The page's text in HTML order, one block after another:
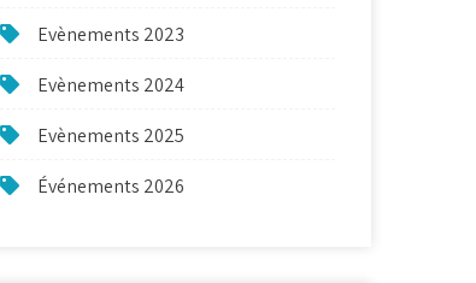
Evènements 2023
Evènements 2024
Evènements 2025
Événements 2026